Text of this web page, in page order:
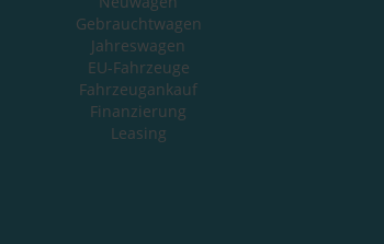
Gebrauchtwagen
Jahreswagen
EU-Fahrzeuge
Fahrzeugankauf
Finanzierung
Leasing